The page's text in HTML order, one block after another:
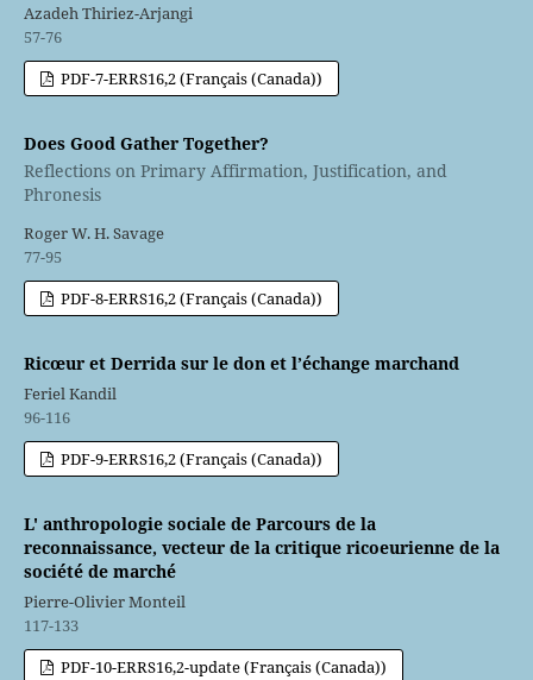
Azadeh Thiriez-Arjangi
57-76
PDF-7-ERRS16,2 (Français (Canada))
Does Good Gather Together?
Reflections on Primary Affirmation, Justification, and
Phronesis
Roger W. H. Savage
77-95
PDF-8-ERRS16,2 (Français (Canada))
Ricœur et Derrida sur le don et l’échange marchand
Feriel Kandil
96-116
PDF-9-ERRS16,2 (Français (Canada))
L' anthropologie sociale de Parcours de la
reconnaissance, vecteur de la critique ricoeurienne de la
société de marché
Pierre-Olivier Monteil
117-133
PDF-10-ERRS16,2-update (Français (Canada))